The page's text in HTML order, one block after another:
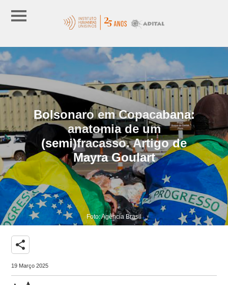
Bolsonaro em Copacabana:
anatomia de um
(semi)fracasso. Artigo de
Mayra Goulart
Foto: Agência Brasil
share
19 Março 2025